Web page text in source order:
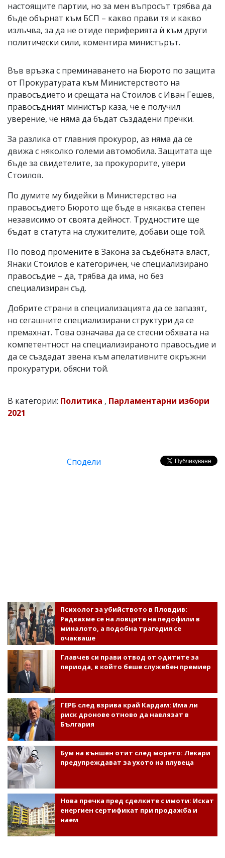
настоящите партии, но за мен въпросът трябва да
бъде обърнат към БСП – какво прави тя и какво
излъчва, за да не отиде периферията ѝ към други
политически сили, коментира министърът.
Във връзка с преминаването на Бюрото по защита
от Прокуратурата към Министерството на
правосъдието и срещата на Стоилов с Иван Гешев,
правосъдният министър каза, че е получил
уверение, че няма да бъдат създадени пречки.
За разлика от главния прокурор, аз няма да се
движа с няколко големи автомобила. Защитата ще
бъде за свидетелите, за прокурорите, увери
Стоилов.
По думите му бидейки в Министерство на
правосъдието Бюрото ще бъде в някаква степен
независимо от своята дейност. Трудностите ще
бъдат в статута на служителите, добави още той.
По повод промените в Закона за съдебната власт,
Янаки Стоилов е категоричен, че специализирано
правосъдие – да, трябва да има, но без
специализиран съд.
Добрите страни в специализацията да се запазят,
но сегашните специализирани структури да се
премахнат. Това означава да се стесни обхвата на
компетентност на специализираното правосъдие и
да се създадат звена към апелативните окръжни
прокуратури, обясни той.
В категории: Политика , Парламентарни избори
2021
Сподели
Психолог за убийството в Пловдив:
Радвахме се на ловците на педофили в
миналото, а подобна трагедия се
очакваше
Главчев си прави отвод от одитите за
периода, в който беше служебен премиер
ГЕРБ след взрива край Кардам: Има ли
риск дронове отново да навлязат в
България
Бум на външен отит след морето: Лекари
предупреждават за ухото на плувеца
Нова пречка пред сделките с имоти: Искат
енергиен сертификат при продажба и
наем